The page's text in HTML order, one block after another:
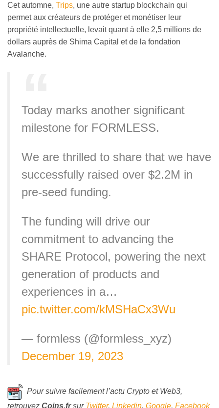
Cet automne, Trips, une autre startup blockchain qui
permet aux créateurs de protéger et monétiser leur
propriété intellectuelle, levait quant à elle 2,5 millions de
dollars auprès de Shima Capital et de la fondation
Avalanche.
Today marks another significant
milestone for FORMLESS.
We are thrilled to share that we have
successfully raised over $2.2M in
pre-seed funding.
The funding will drive our
commitment to advancing the
SHARE Protocol, powering the next
generation of products and
experiences in a…
pic.twitter.com/kMSHaCx3Wu
— formless (@formless_xyz)
December 19, 2023
Pour suivre facilement l’actu Crypto et Web3,
retrouvez Coins.frsur Twitter, Linkedin, Google, Facebook